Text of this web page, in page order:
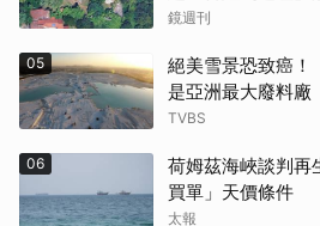
后、茱麗葉來過
鏡週刊
05
絕美雪景恐致癌
是亞洲最大廢料廠
TVBS
06
荷姆茲海峽談判
買單」天價條件
太報